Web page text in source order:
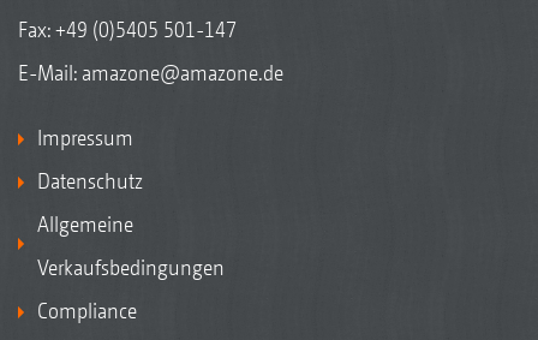
Fax: +49 (0)5405 501-147
E-Mail: amazone@amazone.de
Impressum
Datenschutz
Allgemeine
Verkaufsbedingungen
Compliance